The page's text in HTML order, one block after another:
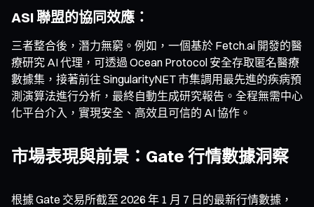
ASI 聯盟的協同效應：
三者整合後，潛力無窮。例如，一個基於 Fetch.ai 開發的醫
療研究 AI 代理，可透過 Ocean Protocol 安全存取匿名醫療
數據集，接著前往 SingularityNET 市集調用最先進的疾病預
測演算法進行分析，最終自動生成研究報告。全程無需中心
化平台介入，實現安全、高效且可信的 AI 協作。
市場表現與前景：Gate 行情數據洞察
根據 Gate 交易所截至 2026 年 1 月 7 日的最新行情數據，